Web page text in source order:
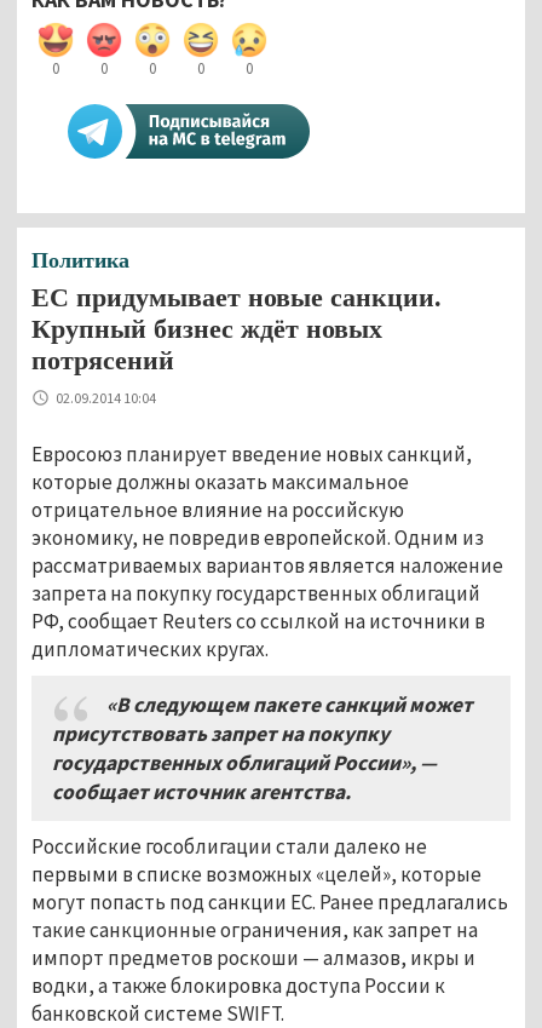
0 0 0 0 0
Политика
ЕС придумывает новые санкции.
Крупный бизнес ждёт новых
потрясений
02.09.2014 10:04
Евросоюз планирует введение новых санкций,
которые должны оказать максимальное
отрицательное влияние на российскую
экономику, не повредив европейской. Одним из
рассматриваемых вариантов является наложение
запрета на покупку государственных облигаций
РФ, сообщает Reuters со ссылкой на источники в
дипломатических кругах.
«В следующем пакете санкций может
присутствовать запрет на покупку
государственных облигаций России», —
сообщает источник агентства.
Российские гособлигации стали далеко не
первыми в списке возможных «целей», которые
могут попасть под санкции ЕС. Ранее предлагались
такие санкционные ограничения, как запрет на
импорт предметов роскоши — алмазов, икры и
водки, а также блокировка доступа России к
банковской системе SWIFT.